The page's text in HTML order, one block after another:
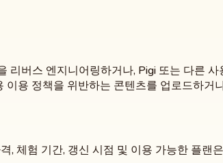
리버스 엔지니어링하거나, Pigi 또는 다른
용 정책을 위반하는 콘텐츠를 업로드하거
, 체험 기간, 갱신 시점 및 이용 가능한 플